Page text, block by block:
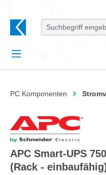
PC Komponenten
APC Smart-UPS
(Rack -